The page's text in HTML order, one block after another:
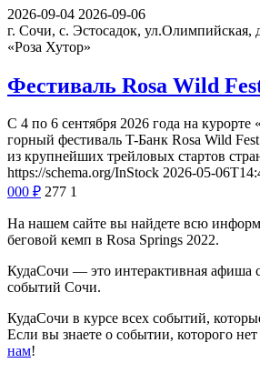
2026-09-04 2026-09-06
г. Сочи, с. Эстосадок, ул.Олимпийская,
«Роза Хутор»
Фестиваль Rosa Wild
С 4 по 6 сентября 2026 года на курорте
горный фестиваль T-Банк Rosa Wild
из крупнейших трейловых стартов
https://schema.org/InStock 2026-05-
000 ₽ 277 1
На нашем сайте вы найдете всю
беговой кемп в Rosa Springs 2022.
КудаСочи — это интерактивная афиша
событий Сочи.
КудаСочи в курсе всех событий,
Если вы знаете о событии, которого нет
нам!